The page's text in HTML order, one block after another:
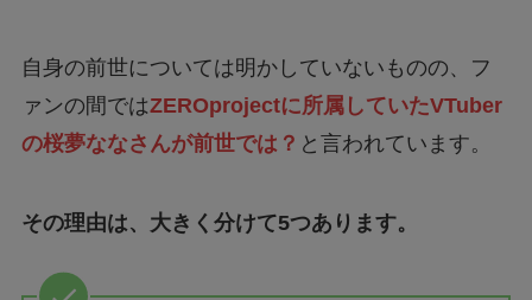
自身の前世については明かしていないものの、フ
ァンの間ではZEROprojectに所属していたVTuber
の桜夢ななさんが前世では？ と言われています。
その理由は、大きく分けて5つあります。